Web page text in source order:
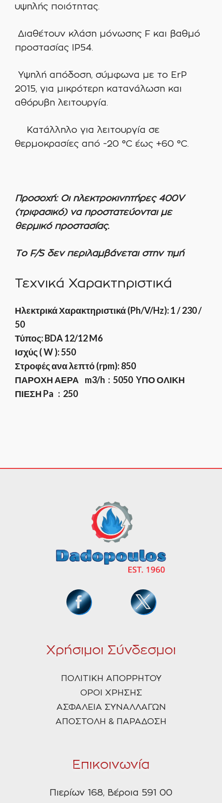
υψηλής ποιότητας.
Διαθέτουν κλάση μόνωσης F και βαθμό
προστασίας IP54.
Υψηλή απόδοση, σύμφωνα με το ErP
2015, για μικρότερη κατανάλωση και
αθόρυβη λειτουργία.
Κατάλληλο για λειτουργία σε
θερμοκρασίες από -20 °C έως +60 °C.
Προσοχή: Οι ηλεκτροκινητήρες 400V
(τριφασικό) να προστατεύονται με
θερμικό προστασίας.
Το F/S δεν περιλαμβάνεται στην τιμή
Τεχνικά Χαρακτηριστικά
Ηλεκτρικά Χαρακτηριστικά (Ph/V/Hz): 1 / 230 /
50
Τύπος: BDA 12/12 M6
Ισχύς ( W ): 550
Στροφές ανα λεπτό (rpm): 850
ΠΑΡΟΧΗ ΑΕΡΑ m3/h : 5050 YΠΟ ΟΛΙΚΗ
ΠΙΕΣΗ Pa : 250
Χρήσιμοι Σύνδεσμοι
ΠΟΛΙΤΙΚΗ ΑΠΟΡΡΗΤΟΥ
ΟΡΟΙ ΧΡΗΣΗΣ
ΑΣΦΑΛΕΙΑ ΣΥΝΑΛΛΑΓΩΝ
ΑΠΟΣΤΟΛΗ & ΠΑΡΑΔΟΣΗ
Επικοινωνία
Πιερίων 168, Βέροια 591 00